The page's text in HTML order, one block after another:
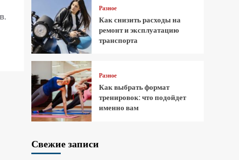
Разное
Как снизить расходы на
ремонт и эксплуатацию
транспорта
Разное
Как выбрать формат
тренировок: что подойдет
именно вам
Свежие записи